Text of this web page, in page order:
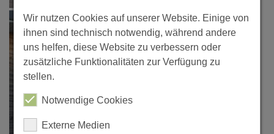
Wir nutzen Cookies auf unserer Website. Einige von
ihnen sind technisch notwendig, während andere
uns helfen, diese Website zu verbessern oder
zusätzliche Funktionalitäten zur Verfügung zu
stellen.
Notwendige Cookies
Externe Medien